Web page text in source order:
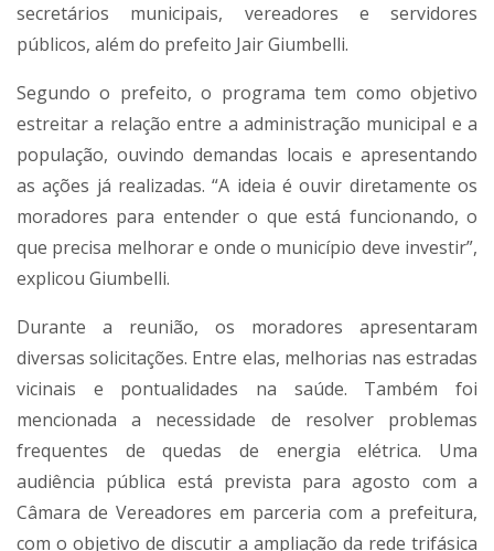
secretários municipais, vereadores e servidores
públicos, além do prefeito Jair Giumbelli.
Segundo o prefeito, o programa tem como objetivo
estreitar a relação entre a administração municipal e a
população, ouvindo demandas locais e apresentando
as ações já realizadas. “A ideia é ouvir diretamente os
moradores para entender o que está funcionando, o
que precisa melhorar e onde o município deve investir”,
explicou Giumbelli.
Durante a reunião, os moradores apresentaram
diversas solicitações. Entre elas, melhorias nas estradas
vicinais e pontualidades na saúde. Também foi
mencionada a necessidade de resolver problemas
frequentes de quedas de energia elétrica. Uma
audiência pública está prevista para agosto com a
Câmara de Vereadores em parceria com a prefeitura,
com o objetivo de discutir a ampliação da rede trifásica